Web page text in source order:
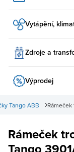
Vytápění,
Zdroje a
Výprodej
Tango ABB
Rámeček